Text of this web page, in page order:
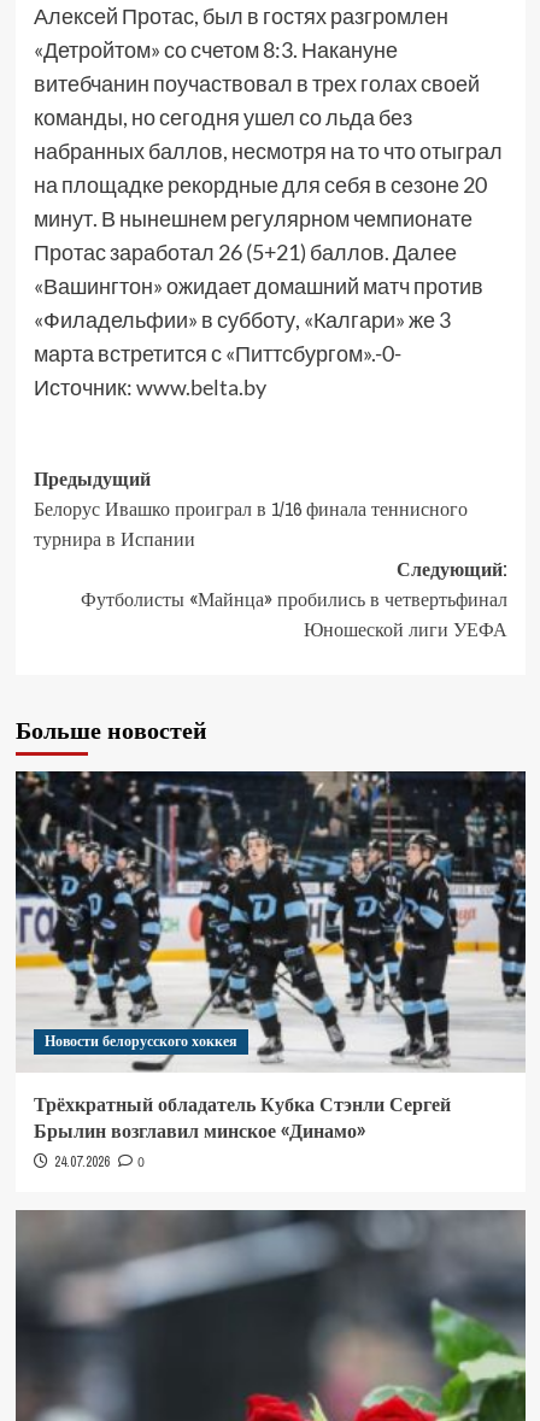
Алексей Протас, был в гостях разгромлен
«Детройтом» со счетом 8:3. Накануне
витебчанин поучаствовал в трех голах своей
команды, но сегодня ушел со льда без
набранных баллов, несмотря на то что отыграл
на площадке рекордные для себя в сезоне 20
минут. В нынешнем регулярном чемпионате
Протас заработал 26 (5+21) баллов. Далее
«Вашингтон» ожидает домашний матч против
«Филадельфии» в субботу, «Калгари» же 3
марта встретится с «Питтсбургом».-0-
Источник:www.belta.by
Предыдущий
Белорус Ивашко проиграл в 1/16 финала теннисного
турнира в Испании
Следующий:
Футболисты «Майнца» пробились в четвертьфинал
Юношеской лиги УЕФА
Больше новостей
Новости белорусского хоккея
Трёхкратный обладатель Кубка Стэнли Сергей
Брылин возглавил минское «Динамо»
24.07.2026 0